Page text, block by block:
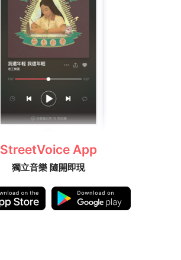
StreetVoice App
獨立音樂 隨開即現